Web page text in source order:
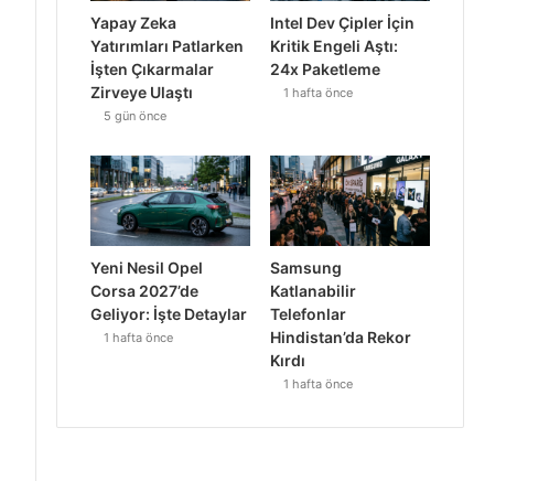
Yapay Zeka
Yatırımları Patlarken
İşten Çıkarmalar
Zirveye Ulaştı
5 gün önce
Intel Dev Çipler İçin
Kritik Engeli Aştı:
24x Paketleme
1 hafta önce
Yeni Nesil Opel
Corsa 2027’de
Geliyor: İşte Detaylar
1 hafta önce
Samsung
Katlanabilir
Telefonlar
Hindistan’da Rekor
Kırdı
1 hafta önce